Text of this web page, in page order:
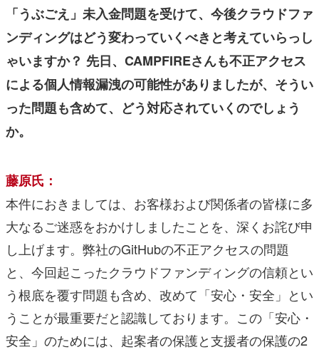
「うぶごえ」未入金問題を受けて、今後クラウドファ
ンディングはどう変わっていくべきと考えていらっし
ゃいますか？ 先日、CAMPFIREさんも不正アクセス
による個人情報漏洩の可能性がありましたが、そうい
った問題も含めて、どう対応されていくのでしょう
か。
藤原氏：
本件におきましては、お客様および関係者の皆様に多
大なるご迷惑をおかけしましたことを、深くお詫び申
し上げます。弊社のGitHubの不正アクセスの問題
と、今回起こったクラウドファンディングの信頼とい
う根底を覆す問題も含め、改めて「安心・安全」とい
うことが最重要だと認識しております。この「安心・
安全」のためには、起案者の保護と支援者の保護の2